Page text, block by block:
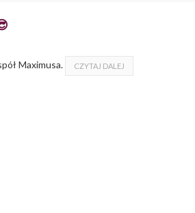
Maximusa. CZYTAJ DALEJ